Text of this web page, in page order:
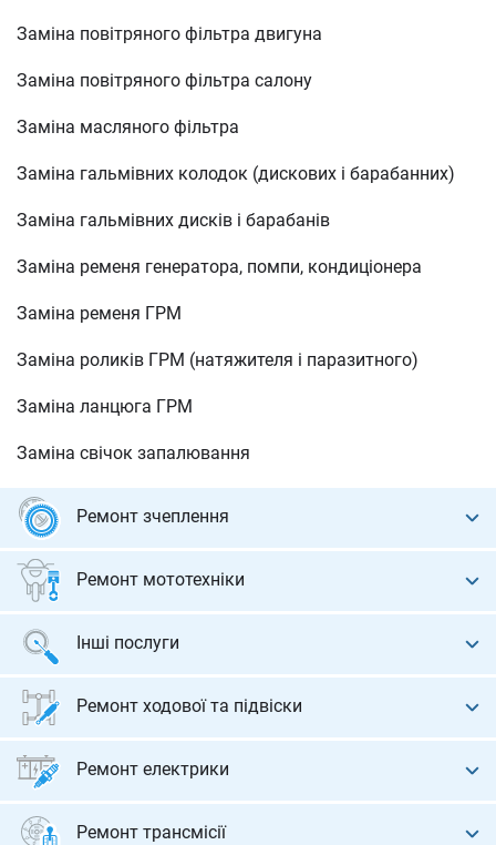
Заміна повітряного фільтра двигуна
Заміна повітряного фільтра салону
Заміна масляного фільтра
Заміна гальмівних колодок (дискових і барабанних)
Заміна гальмівних дисків і барабанів
Заміна ременя генератора, помпи, кондиціонера
Заміна ременя ГРМ
Заміна роликів ГРМ (натяжителя і паразитного)
Заміна ланцюга ГРМ
Заміна свічок запалювання
Ремонт зчеплення
Діагностика зчеплення
підшипника
Заміна двомасового маховика
Заміна і регулювання троса зчеплення
Доливка рідини гідравліки зчеплення і перевірка на
Ремонт мототехніки
Ремонт мотоциклів
Інші послуги
Реставрація авто
Автодопомога на дорозі
Передпродажна підготовка
Ремонт ходової та підвіски
Діагностика та ремонт ходової
Ремонт електрики
Установка сигналізації
Ремонт трансмісії